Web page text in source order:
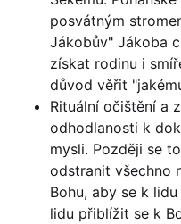
posvátným
Jákobův" Jákoba
získat rodinu i
důvod věřit
Rituální očištění a
odhodlanosti k
mysli. Později se
odstranit všechno
Bohu, aby se k
lidu přiblížit se k